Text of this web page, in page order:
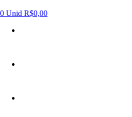
0 Unid R$0,00